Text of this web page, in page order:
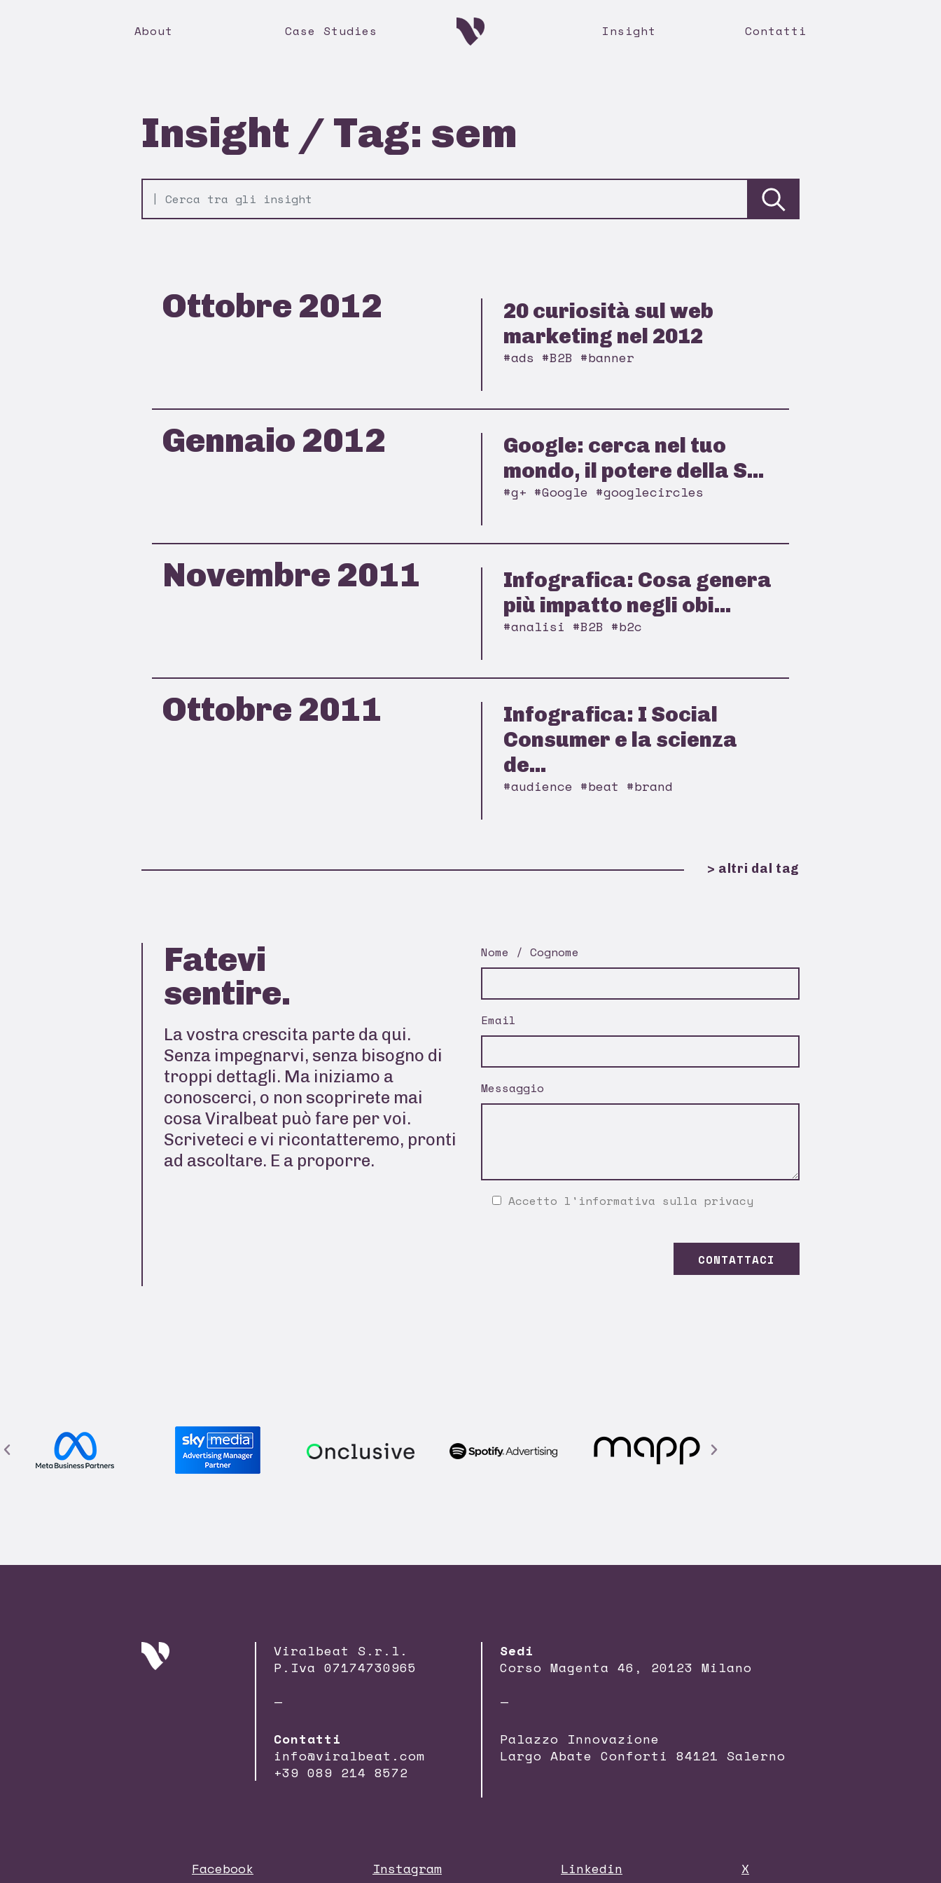
About Case Studies Insight Contatti
Insight / Tag: sem
Ottobre 2012
20 curiosità sul web
marketing nel 2012
#ads #B2B #banner
Gennaio 2012
Google: cerca nel tuo
mondo, il potere della S...
#g+ #Google #googlecircles
Novembre 2011
Infografica: Cosa genera
più impatto negli obi...
#analisi #B2B #b2c
Ottobre 2011
Infografica: I Social
Consumer e la scienza
de...
#audience #beat #brand
> altri dal tag
Fatevi
sentire.
La vostra crescita parte da qui.
Senza impegnarvi, senza bisogno di
troppi dettagli. Ma iniziamo a
conoscerci, o non scoprirete mai
cosa Viralbeat può fare per voi.
Scriveteci e vi ricontatteremo, pronti
ad ascoltare. E a proporre.
Nome / Cognome
Email
Messaggio
Accetto l' informativa sulla privacy
Viralbeat S.r.l.
P.Iva 07174730965
—
Contatti
info@viralbeat.com
+39 089 214 8572
Sedi
Corso Magenta 46, 20123 Milano
—
Palazzo Innovazione
Largo Abate Conforti 84121 Salerno
Facebook Instagram Linkedin X